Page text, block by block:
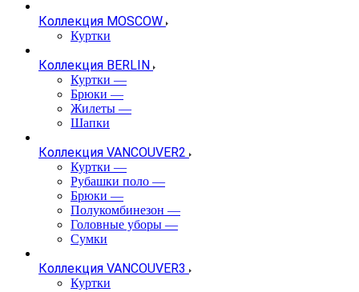
Коллекция MOSCOW
Куртки
Коллекция BERLIN
Куртки —
Брюки —
Жилеты —
Шапки
Коллекция VANCOUVER2
Куртки —
Рубашки поло —
Брюки —
Полукомбинезон —
Головные уборы —
Сумки
Коллекция VANCOUVER3
Куртки